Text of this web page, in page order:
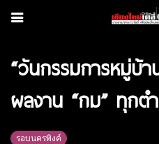
“วันกรรมการหมู่บ้
ผลงาน “กม” ทุกต
รอบนครพิงค์